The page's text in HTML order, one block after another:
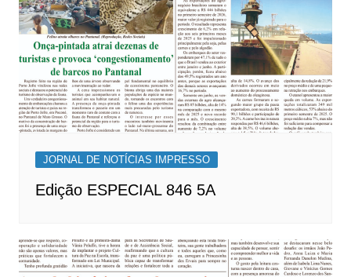
JORNAL DE NOTÍCIAS IMPRESSO
Edição ESPECIAL 846 5A